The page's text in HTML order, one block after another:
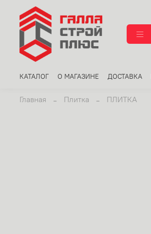
КАТАЛОГ О МАГАЗИНЕ ДОСТАВКА
Главная Плитка ПЛИТКА